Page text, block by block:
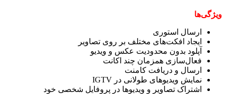
ویژگی‌ها
ارسال استوری
ایجاد افکت‌های مختلف بر روی تصاویر
آپلود بدون محدودیت عکس و ویدیو
فعال‌سازی همزمان چند اکانت
ارسال و دریافت کامنت
نمایش ویدیو‌های طولانی در IGTV
اشتراک تصاویر و ویدیو‌ها در پروفایل شخصی خود